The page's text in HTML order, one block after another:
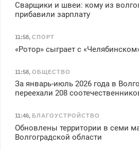
Сварщики и швеи: кому из
прибавили зарплату
11:58, СПОРТ
«Ротор» сыграет с
11:58, ОБЩЕСТВО
За январь-июль 2026 года в
переехали 208
11:46, БЛАГОУСТРОЙСТВО
Обновлены территории в семи
Волгоградской области